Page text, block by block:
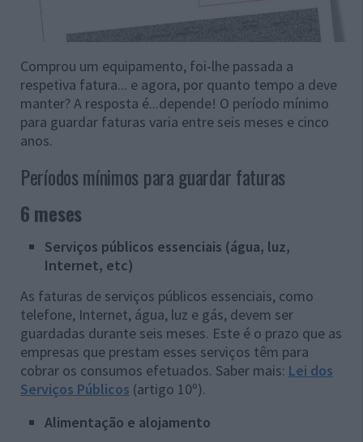
Comprou um equipamento, foi-lhe passada a
respetiva fatura... e agora, por quanto tempo a deve
manter? A resposta é...depende! O período mínimo
para guardar faturas varia entre seis meses e cinco
anos.
Períodos mínimos para guardar faturas
6 meses
Serviços públicos essenciais (água, luz,
Internet, etc)
As faturas de serviços públicos essenciais, como
telefone, Internet, água, luz e gás, devem ser
guardadas durante seis meses. Este é o prazo que as
empresas que prestam esses serviços têm para
cobrar os consumos efetuados. Saber mais: Lei dos
Serviços Públicos (artigo 10º).
Alimentação e alojamento